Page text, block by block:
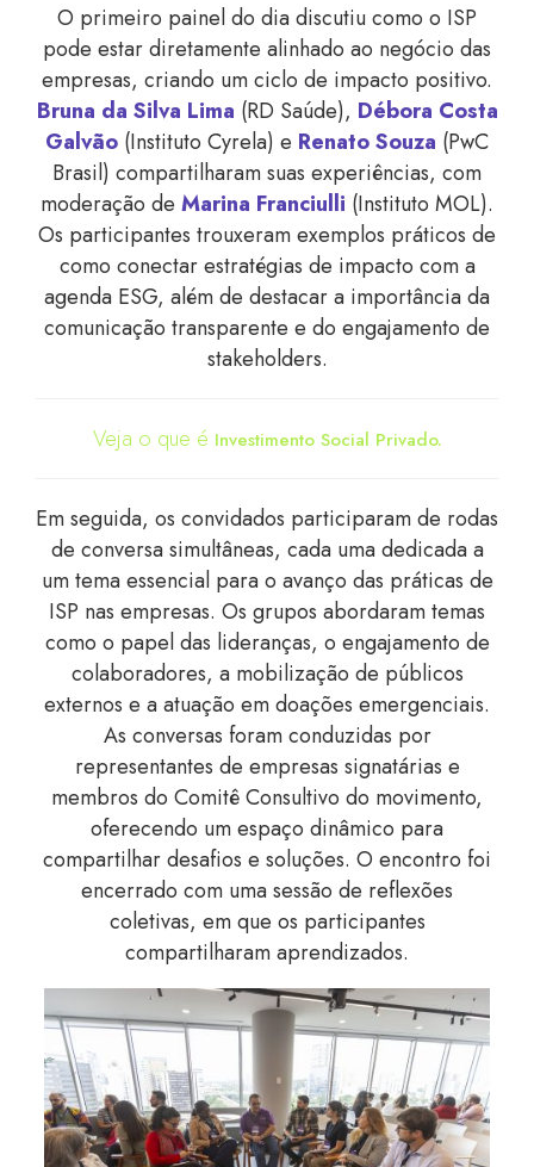
O primeiro painel do dia discutiu como o ISP
pode estar diretamente alinhado ao negócio das
empresas, criando um ciclo de impacto positivo.
Bruna da Silva Lima (RD Saúde), Débora Costa
Galvão (Instituto Cyrela) e Renato Souza (PwC
Brasil) compartilharam suas experiências, com
moderação de Marina Franciulli (Instituto MOL).
Os participantes trouxeram exemplos práticos de
como conectar estratégias de impacto com a
agenda ESG, além de destacar a importância da
comunicação transparente e do engajamento de
stakeholders.
Veja o que é Investimento Social Privado.
Em seguida, os convidados participaram de rodas
de conversa simultâneas, cada uma dedicada a
um tema essencial para o avanço das práticas de
ISP nas empresas. Os grupos abordaram temas
como o papel das lideranças, o engajamento de
colaboradores, a mobilização de públicos
externos e a atuação em doações emergenciais.
As conversas foram conduzidas por
representantes de empresas signatárias e
membros do Comitê Consultivo do movimento,
oferecendo um espaço dinâmico para
compartilhar desafios e soluções. O encontro foi
encerrado com uma sessão de reflexões
coletivas, em que os participantes
compartilharam aprendizados.